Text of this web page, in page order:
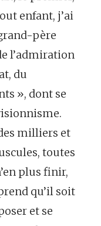
enfant, j’ai
père
l’admiration
du
», dont se
milliers et
toutes
plus finir,
qu’il soit
et se